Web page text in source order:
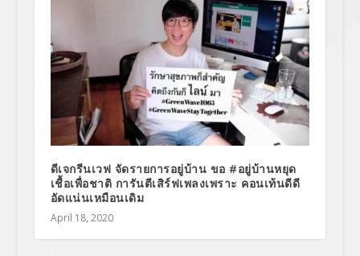
ดีเจกรีนเวฟ จัดรายการอยู่บ้าน ขอ #อยู่บ้านหยุด
เชื้อเพื่อชาติ การันตีเสิร์ฟเพลงเพราะ คอนเท้นดีดี
อัดแน่นเหมือนเดิม
April 18, 2020